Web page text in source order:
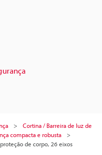
Cortina / Barreira de luz de
compacta e robusta
de corpo, 26 eixos